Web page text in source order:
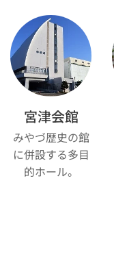
宮津会館
みやづ歴史の館
に併設する多目
的ホール。